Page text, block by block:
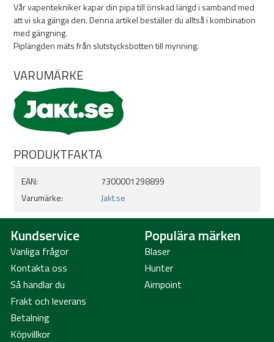
Vår vapentekniker kapar din pipa till önskad längd i samband med
att vi ska gänga den. Denna artikel beställer du alltså i kombination
med gängning.
Piplängden mäts från slutstycksbotten till mynning.
VARUMÄRKE
PRODUKTFAKTA
EAN:
7300001298899
Varumärke:
Jakt.se
Kundservice
Vanliga frågor
Kontakta oss
Så handlar du
Frakt och leverans
Betalning
Köpvillkor
Populära märken
Blaser
Hunter
Aimpoint